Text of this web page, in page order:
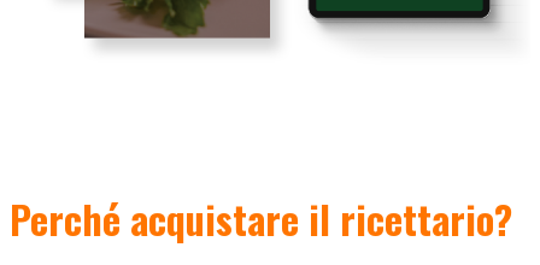
Perché acquistare il ricettario?